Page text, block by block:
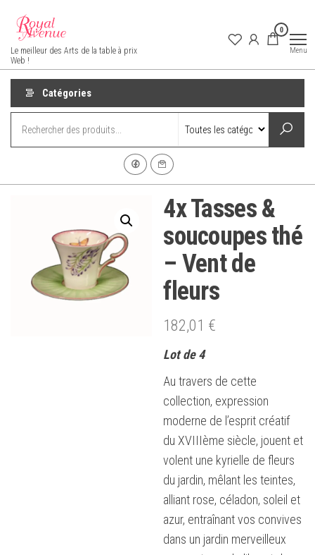
contenu
Royal Avenue
Le meilleur des Arts de la table à prix
Web !
0
Menu
Catégories
4x Tasses &
soucoupes thé
– Vent de
fleurs
182,01 €
Lot de 4
Au travers de cette
collection, expression
moderne de l’esprit créatif
du XVIIIème siècle, jouent et
volent une kyrielle de fleurs
du jardin, mêlant les teintes,
alliant rose, céladon, soleil et
azur, entraînant vos convives
dans un jardin merveilleux